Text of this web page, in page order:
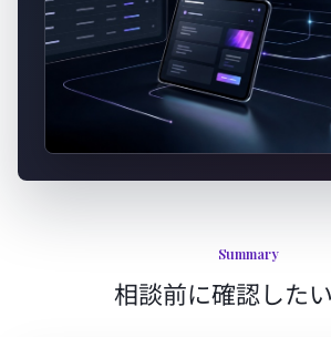
Summary
相談前に確認した